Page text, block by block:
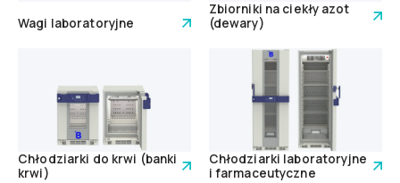
Wagi laboratoryjne
Zbiorniki na ciekły azot
(dewary)
Chłodziarki do krwi (banki
krwi)
Chłodziarki laboratoryjne
i farmaceutyczne